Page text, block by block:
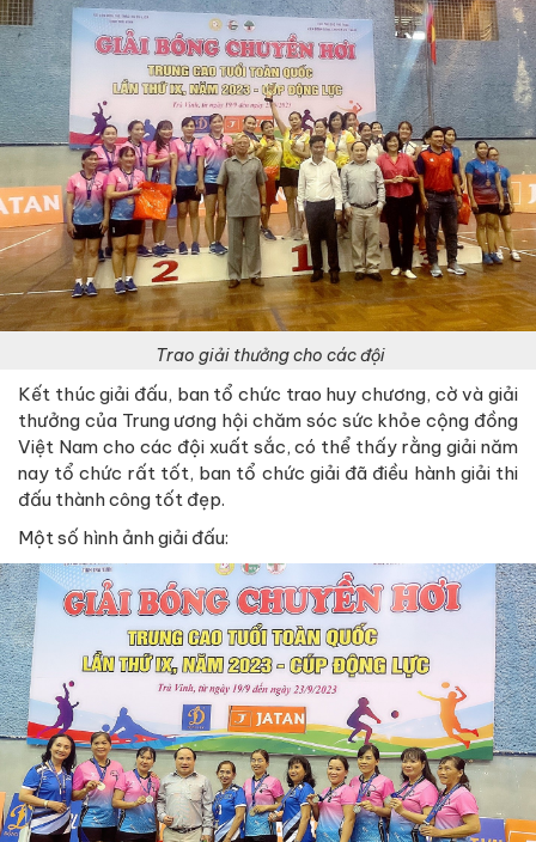
Trao giải thưởng cho các đội
Kết thúc giải đấu, ban tổ chức trao huy chương, cờ và giải
thưởng của Trung ương hội chăm sóc sức khỏe cộng đồng
Việt Nam cho các đội xuất sắc, có thể thấy rằng giải năm
nay tổ chức rất tốt, ban tổ chức giải đã điều hành giải thi
đấu thành công tốt đẹp.
Một số hình ảnh giải đấu: